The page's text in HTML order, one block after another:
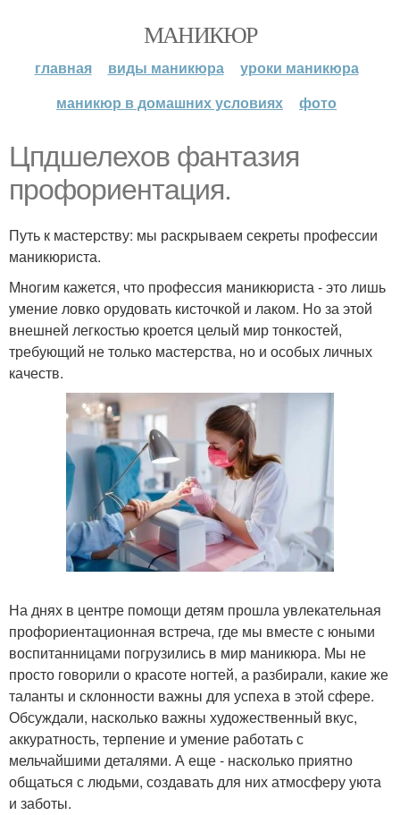
МАНИКЮР
главная виды маникюра
уроки маникюра
маникюр в домашних условиях
фото
Цпдшелехов фантазия
профориентация.
Путь к мастерству: мы раскрываем секреты профессии
маникюриста.
Многим кажется, что профессия маникюриста - это лишь
умение ловко орудовать кисточкой и лаком. Но за этой
внешней легкостью кроется целый мир тонкостей,
требующий не только мастерства, но и особых личных
качеств.
На днях в центре помощи детям прошла увлекательная
профориентационная встреча, где мы вместе с юными
воспитанницами погрузились в мир маникюра. Мы не
просто говорили о красоте ногтей, а разбирали, какие же
таланты и склонности важны для успеха в этой сфере.
Обсуждали, насколько важны художественный вкус,
аккуратность, терпение и умение работать с
мельчайшими деталями. А еще - насколько приятно
общаться с людьми, создавать для них атмосферу уюта
и заботы.